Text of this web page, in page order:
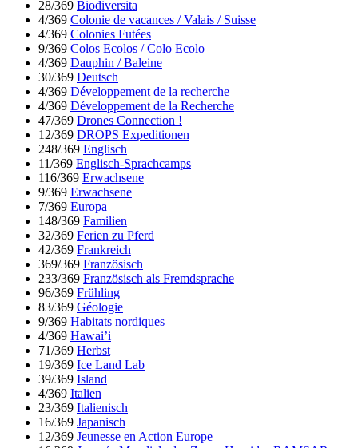
28/369 Biodiversita
4/369 Colonie de vacances / Valais / Suisse
4/369 Colonies Futées
9/369 Colos Ecolos / Colo Ecolo
4/369 Dauphin / Baleine
30/369 Deutsch
4/369 Développement de la recherche
4/369 Développement de la Recherche
47/369 Drones Connection !
12/369 DROPS Expeditionen
248/369 Englisch
11/369 Englisch-Sprachcamps
116/369 Erwachsene
9/369 Erwachsene
7/369 Europa
148/369 Familien
32/369 Ferien zu Pferd
42/369 Frankreich
369/369 Französisch
233/369 Französisch als Fremdsprache
96/369 Frühling
83/369 Géologie
9/369 Habitats nordiques
4/369 Hawai’i
71/369 Herbst
19/369 Ice Land Lab
39/369 Island
4/369 Italien
23/369 Italienisch
16/369 Japanisch
12/369 Jeunesse en Action Europe